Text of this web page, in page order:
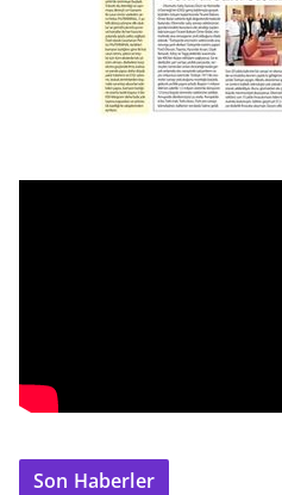
Son Haberler